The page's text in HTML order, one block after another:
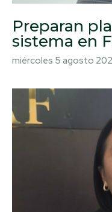
Preparan
sistema en
miércoles 5 agosto